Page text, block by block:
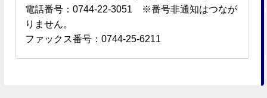
電話番号：0744-22-3051 ※番号非通知はつなが
りません。
ファックス番号：0744-25-6211